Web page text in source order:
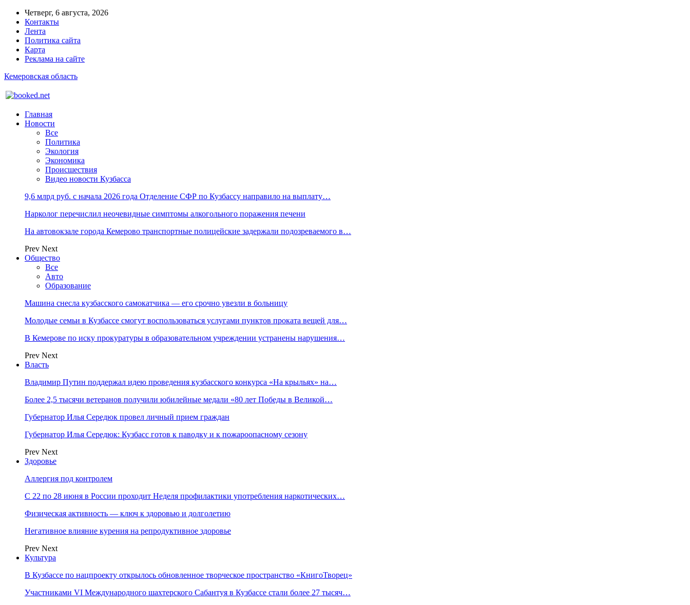
Четверг, 6 августа, 2026
Контакты
Лента
Политика сайта
Карта
Реклама на сайте
Кемеровская область
Главная
Новости
Все
Политика
Экология
Экономика
Происшествия
Видео новости Кузбасса
9,6 млрд руб. с начала 2026 года Отделение СФР по Кузбассу направило на выплату…
Нарколог перечислил неочевидные симптомы алкогольного поражения печени
На автовокзале города Кемерово транспортные полицейские задержали подозреваемого в…
Prev Next
Общество
Все
Авто
Образование
Машина снесла кузбасского самокатчика — его срочно увезли в больницу
Молодые семьи в Кузбассе смогут воспользоваться услугами пунктов проката вещей для…
В Кемерове по иску прокуратуры в образовательном учреждении устранены нарушения…
Prev Next
Власть
Владимир Путин поддержал идею проведения кузбасского конкурса «На крыльях» на…
Более 2,5 тысячи ветеранов получили юбилейные медали «80 лет Победы в Великой…
Губернатор Илья Середюк провел личный прием граждан
Губернатор Илья Середюк: Кузбасс готов к паводку и к пожароопасному сезону
Prev Next
Здоровье
Аллергия под контролем
С 22 по 28 июня в России проходит Неделя профилактики употребления наркотических…
Физическая активность — ключ к здоровью и долголетию
Негативное влияние курения на репродуктивное здоровье
Prev Next
Культура
В Кузбассе по нацпроекту открылось обновленное творческое пространство «КнигоТворец»
Участниками VI Международного шахтерского Сабантуя в Кузбассе стали более 27 тысяч…